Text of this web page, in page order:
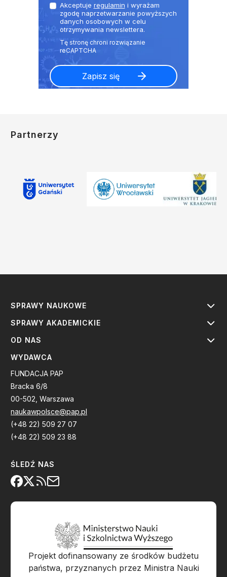
Akceptuje regulamin i wyrażam
zgodę naprzetwarzanie powyższych
danych osobowych w celu
otrzymywania newslettera.
Partnerzy
SPRAWY NAUKOWE
SPRAWY AKADEMICKIE
OD NAS
WYDAWCA
FUNDACJA PAP
Bracka 6/8
00-502, Warszawa
naukawpolsce@pap.pl
(+48 22) 509 27 07
(+48 22) 509 23 88
ŚLEDŹ NAS
Projekt dofinansowany ze środków budżetu
państwa, przyznanych przez Ministra Nauki